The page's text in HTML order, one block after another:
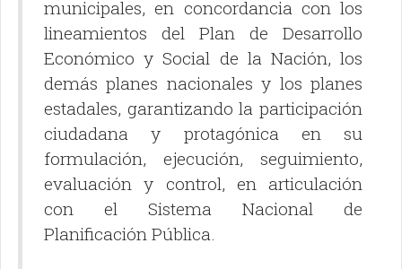
municipales, en concordancia con los
lineamientos del Plan de Desarrollo
Económico y Social de la Nación, los
demás planes nacionales y los planes
estadales, garantizando la participación
ciudadana y protagónica en su
formulación, ejecución, seguimiento,
evaluación y control, en articulación
con el Sistema Nacional de
Planificación Pública.